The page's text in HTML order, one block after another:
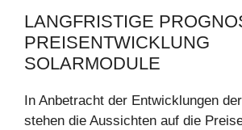
LANGFRISTIGE
PREISENTWICKLUNG
SOLARMODULE
In Anbetracht der Entwicklungen
stehen die Aussichten auf die